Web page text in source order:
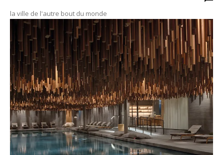
la ville de l'autre bout du monde